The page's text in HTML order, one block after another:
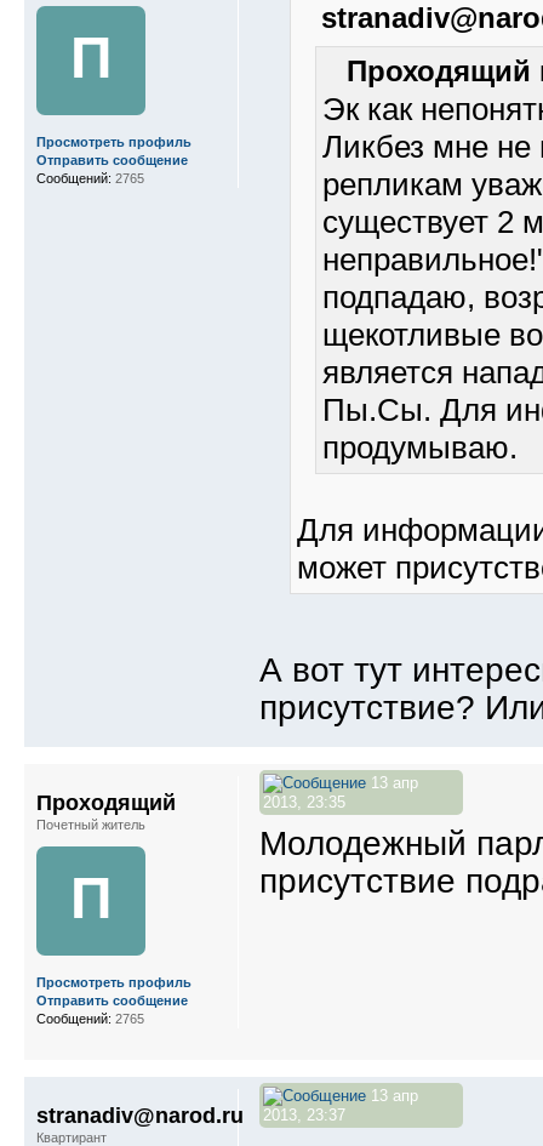
Проходящий
Эк как
Ликбез мне
репликам
существует 2
подпадаю,
щекотливые
является
Пы.Сы. Для
продумываю.
Для
может
А вот тут
присутствие?
П
Просмотреть профиль
Отправить сообщение
Сообщений: 2765
13 апр
2013, 23:35
Молодежный
присутствие
Проходящий
Почетный житель
П
Просмотреть профиль
Отправить сообщение
Сообщений: 2765
13 апр
2013, 23:37
stranadiv@narod.ru
Квартирант